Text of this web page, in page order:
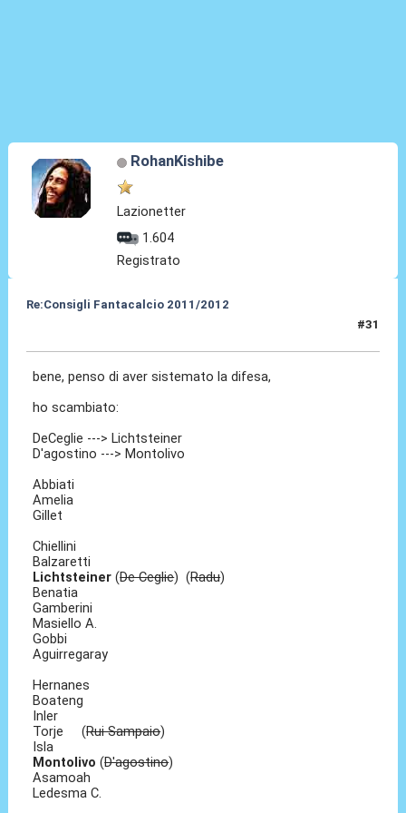
RohanKishibe
Lazionetter
1.604
Registrato
Re:Consigli Fantacalcio 2011/2012
#31
bene, penso di aver sistemato la difesa,
ho scambiato:
DeCeglie ---> Lichtsteiner
D'agostino ---> Montolivo
Abbiati
Amelia
Gillet
Chiellini
Balzaretti
Lichtsteiner(De Ceglie) (Radu)
Benatia
Gamberini
Masiello A.
Gobbi
Aguirregaray
Hernanes
Boateng
Inler
Torje (Rui Sampaio)
Isla
Montolivo(D'agostino)
Asamoah
Ledesma C.